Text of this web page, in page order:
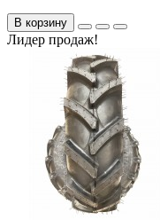
В корзину
Лидер продаж!